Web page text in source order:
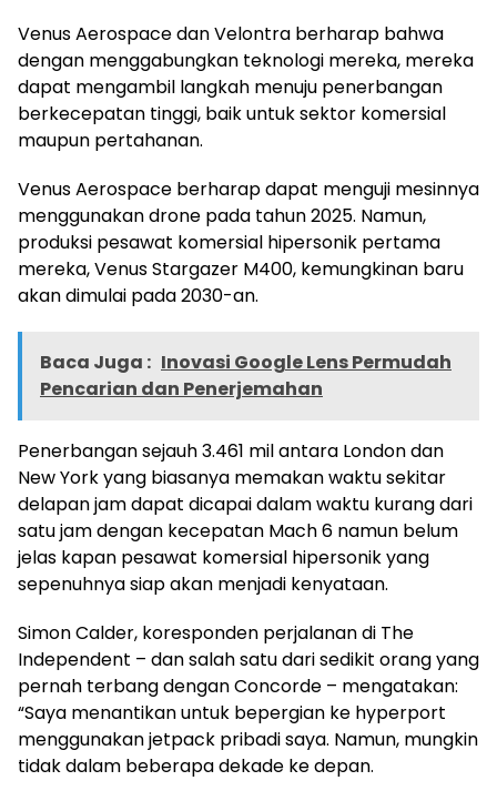
Venus Aerospace dan Velontra berharap bahwa
dengan menggabungkan teknologi mereka, mereka
dapat mengambil langkah menuju penerbangan
berkecepatan tinggi, baik untuk sektor komersial
maupun pertahanan.
Venus Aerospace berharap dapat menguji mesinnya
menggunakan drone pada tahun 2025. Namun,
produksi pesawat komersial hipersonik pertama
mereka, Venus Stargazer M400, kemungkinan baru
akan dimulai pada 2030-an.
Baca Juga : Inovasi Google Lens Permudah
Pencarian dan Penerjemahan
Penerbangan sejauh 3.461 mil antara London dan
New York yang biasanya memakan waktu sekitar
delapan jam dapat dicapai dalam waktu kurang dari
satu jam dengan kecepatan Mach 6 namun belum
jelas kapan pesawat komersial hipersonik yang
sepenuhnya siap akan menjadi kenyataan.
Simon Calder, koresponden perjalanan di The
Independent – dan salah satu dari sedikit orang yang
pernah terbang dengan Concorde – mengatakan:
“Saya menantikan untuk bepergian ke hyperport
menggunakan jetpack pribadi saya. Namun, mungkin
tidak dalam beberapa dekade ke depan.